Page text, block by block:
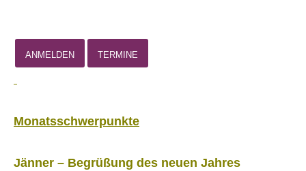
ANMELDEN TERMINE
Monatsschwerpunkte
Jänner – Begrüßung des neuen Jahres